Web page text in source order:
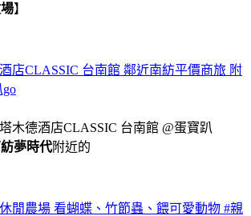
】
店CLASSIC 台南館 鄰近南紡平價商旅 附
夢時代附近的
閒農場 看蝴蝶、竹節蟲、餵可愛動物 #親